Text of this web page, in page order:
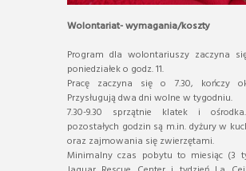
Wolontariat- wymagania/koszty
Program dla wolontariuszy zaczyna
poniedziałek o godz. 11.
Pracę zaczyna się o 7.30, kończy
Przysługują dwa dni wolne w tygodniu.
7.30-9.30 sprzątnie klatek i
pozostałych godzin są m.in. dyżury w
oraz zajmowania się zwierzętami.
Minimalny czas pobytu to miesiąc (3